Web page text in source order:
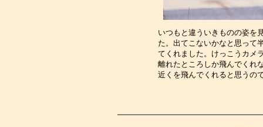
いつもと違ういきものの姿を
た。出てこないかなと思って
てくれました。けっこうカメ
離れたところしか飛んでくれ
近くを飛んでく